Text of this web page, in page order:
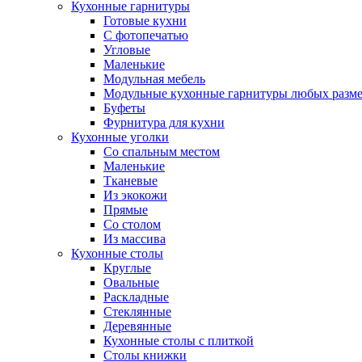
Кухонные гарнитуры
Готовые кухни
С фотопечатью
Угловые
Маленькие
Модульная мебель
Модульные кухонные гарнитуры любых
Буфеты
Фурнитура для кухни
Кухонные уголки
Со спальным местом
Маленькие
Тканевые
Из экокожи
Прямые
Со столом
Из массива
Кухонные столы
Круглые
Овальные
Раскладные
Стеклянные
Деревянные
Кухонные столы с плиткой
Столы книжки